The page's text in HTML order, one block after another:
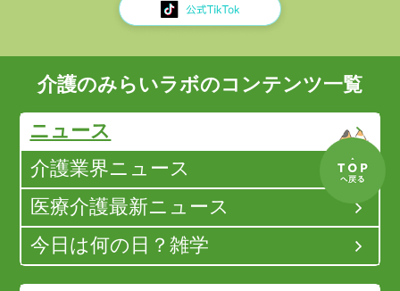
介護のみらいラボのコンテンツ一覧
ニュース
介護業界ニュース
医療介護最新ニュース
今日は何の日？雑学